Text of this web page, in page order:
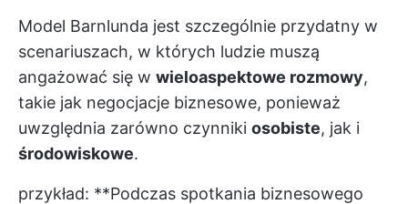
Model Barnlunda jest szczególnie przydatny w
scenariuszach, w których ludzie muszą
angażować się w wieloaspektowe rozmowy,
takie jak negocjacje biznesowe, ponieważ
uwzględnia zarówno czynniki osobiste, jak i
środowiskowe.
przykład: **Podczas spotkania biznesowego